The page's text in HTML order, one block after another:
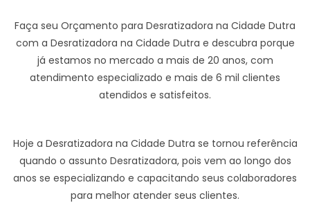
Faça seu Orçamento para Desratizadora na Cidade Dutra
com a Desratizadora na Cidade Dutra e descubra porque
já estamos no mercado a mais de 20 anos, com
atendimento especializado e mais de 6 mil clientes
atendidos e satisfeitos.
Hoje a Desratizadora na Cidade Dutra se tornou referência
quando o assunto Desratizadora, pois vem ao longo dos
anos se especializando e capacitando seus colaboradores
para melhor atender seus clientes.